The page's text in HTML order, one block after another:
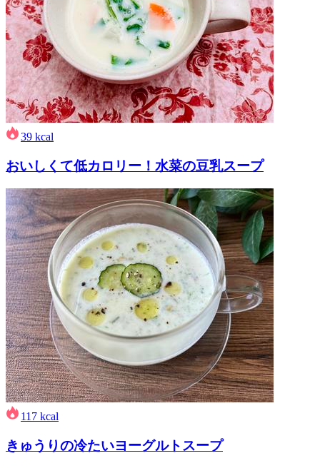
39 kcal
おいしくて低カロリー！水菜の豆乳スープ
117 kcal
きゅうりの冷たいヨーグルトスープ